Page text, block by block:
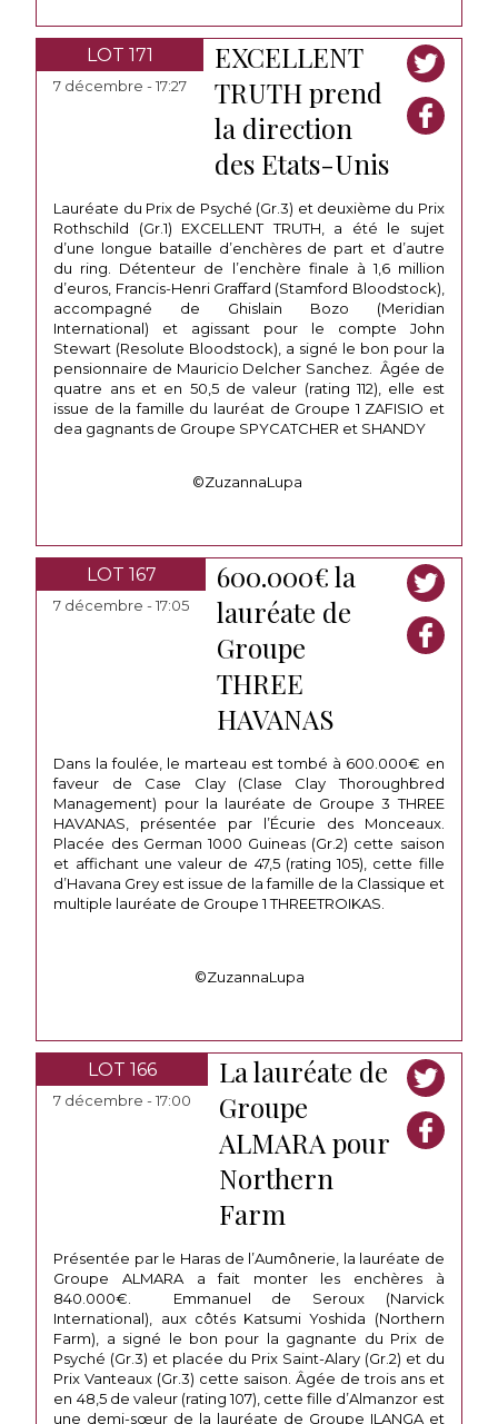
LOT 171
7 décembre - 17:27
EXCELLENT
TRUTH prend
la direction
des Etats-Unis
Lauréate du Prix de Psyché (Gr.3) et deuxième du Prix
Rothschild (Gr.1) EXCELLENT TRUTH, a été le sujet
d’une longue bataille d’enchères de part et d’autre
du ring. Détenteur de l’enchère finale à 1,6 million
d’euros, Francis-Henri Graffard (Stamford Bloodstock),
accompagné de Ghislain Bozo (Meridian
International) et agissant pour le compte John
Stewart (Resolute Bloodstock), a signé le bon pour la
pensionnaire de Mauricio Delcher Sanchez. Âgée de
quatre ans et en 50,5 de valeur (rating 112), elle est
issue de la famille du lauréat de Groupe 1 ZAFISIO et
dea gagnants de Groupe SPYCATCHER et SHANDY
©ZuzannaLupa
LOT 167
7 décembre - 17:05
600.000€ la
lauréate de
Groupe
THREE
HAVANAS
Dans la foulée, le marteau est tombé à 600.000€ en
faveur de Case Clay (Clase Clay Thoroughbred
Management) pour la lauréate de Groupe 3 THREE
HAVANAS, présentée par l’Écurie des Monceaux.
Placée des German 1000 Guineas (Gr.2) cette saison
et affichant une valeur de 47,5 (rating 105), cette fille
d’Havana Grey est issue de la famille de la Classique et
multiple lauréate de Groupe 1 THREETROIKAS.
©ZuzannaLupa
LOT 166
7 décembre - 17:00
La lauréate de
Groupe
ALMARA pour
Northern
Farm
Présentée par le Haras de l’Aumônerie, la lauréate de
Groupe ALMARA a fait monter les enchères à
840.000€. Emmanuel de Seroux (Narvick
International), aux côtés Katsumi Yoshida (Northern
Farm), a signé le bon pour la gagnante du Prix de
Psyché (Gr.3) et placée du Prix Saint-Alary (Gr.2) et du
Prix Vanteaux (Gr.3) cette saison. Âgée de trois ans et
en 48,5 de valeur (rating 107), cette fille d’Almanzor est
une demi-sœur de la lauréate de Groupe ILANGA et